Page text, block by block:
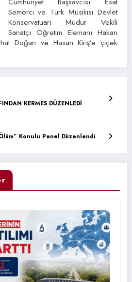
Semerci ve Türk Musikisi Devlet
Konservatuarı Müdür Vekili
Sanatçı Öğretim Elemanı Hakan
Doğan ve Hasan Kiriş’e çiçek
KERMES DÜZENLEDİ
Konulu Panel Düzenlendi